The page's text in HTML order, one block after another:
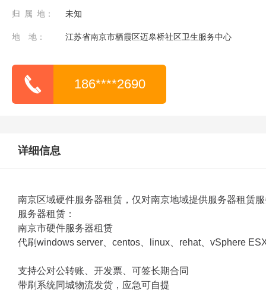
归 属 地： 未知
地 地： 江苏省南京市栖霞区迈皋桥社区卫生服务中心
186****2690
详细信息
南京区域硬件服务器租赁，仅对南京地域提供服务器租赁
服务器租赁：
南京市硬件服务器租赁
代刷windows server、centos、linux、rehat、vSphere
支持公对公转账、开发票、可签长期合同
带刷系统同城物流发货，应急可自提